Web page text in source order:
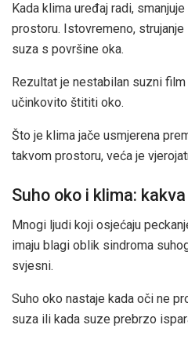
Kada klima uređaj radi,
prostoru. Istovremeno,
suza s površine oka.
Rezultat je nestabilan suzni
učinkovito štititi oko.
Što je klima jače usmjerena
takvom prostoru, veća je
Suho oko i klima:
Mnogi ljudi koji osjećaju
imaju blagi oblik sindroma
svjesni.
Suho oko nastaje kada oči ne
suza ili kada suze prebrzo